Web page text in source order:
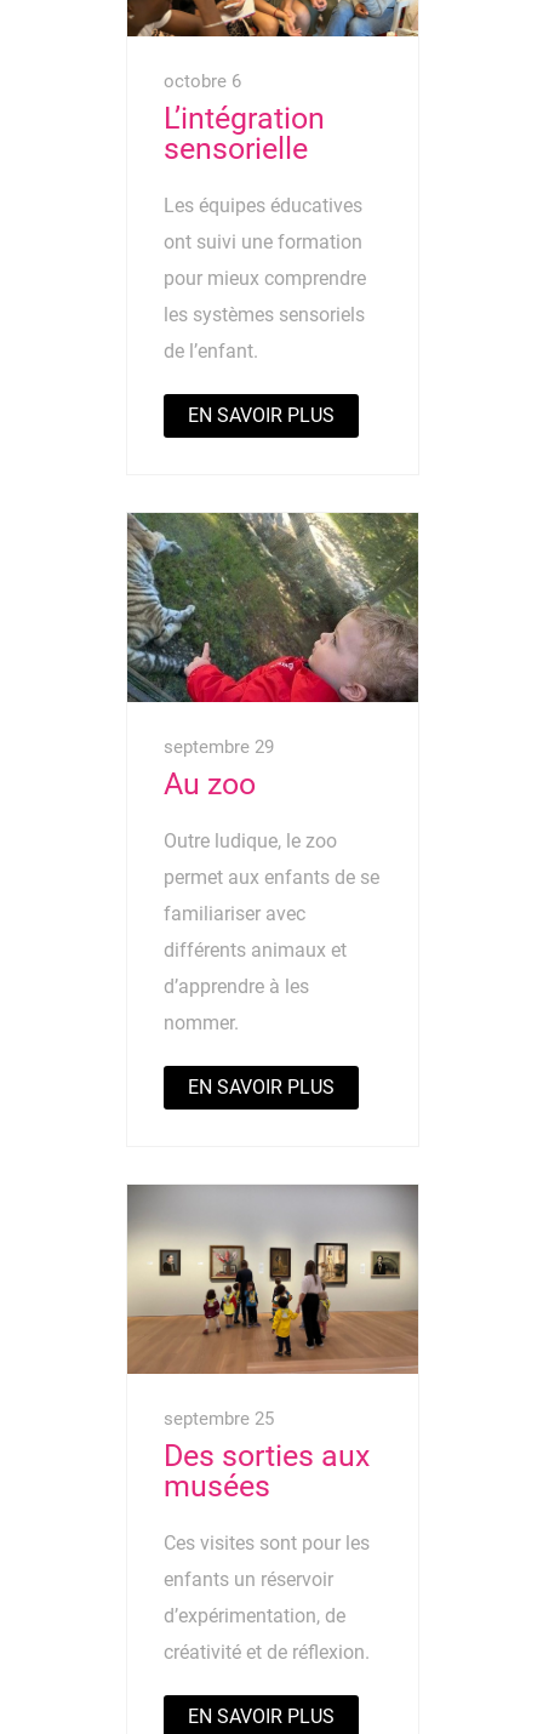
octobre 6
L’intégration
sensorielle
Les équipes éducatives
ont suivi une formation
pour mieux comprendre
les systèmes sensoriels
de l’enfant.
EN SAVOIR PLUS
septembre 29
Au zoo
Outre ludique, le zoo
permet aux enfants de se
familiariser avec
différents animaux et
d’apprendre à les
nommer.
EN SAVOIR PLUS
septembre 25
Des sorties aux
musées
Ces visites sont pour les
enfants un réservoir
d’expérimentation, de
créativité et de réflexion.
EN SAVOIR PLUS